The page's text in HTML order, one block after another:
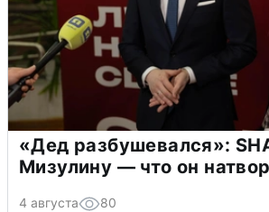
«Дед разбушевался»:
Мизулину — что он
4 августа 80